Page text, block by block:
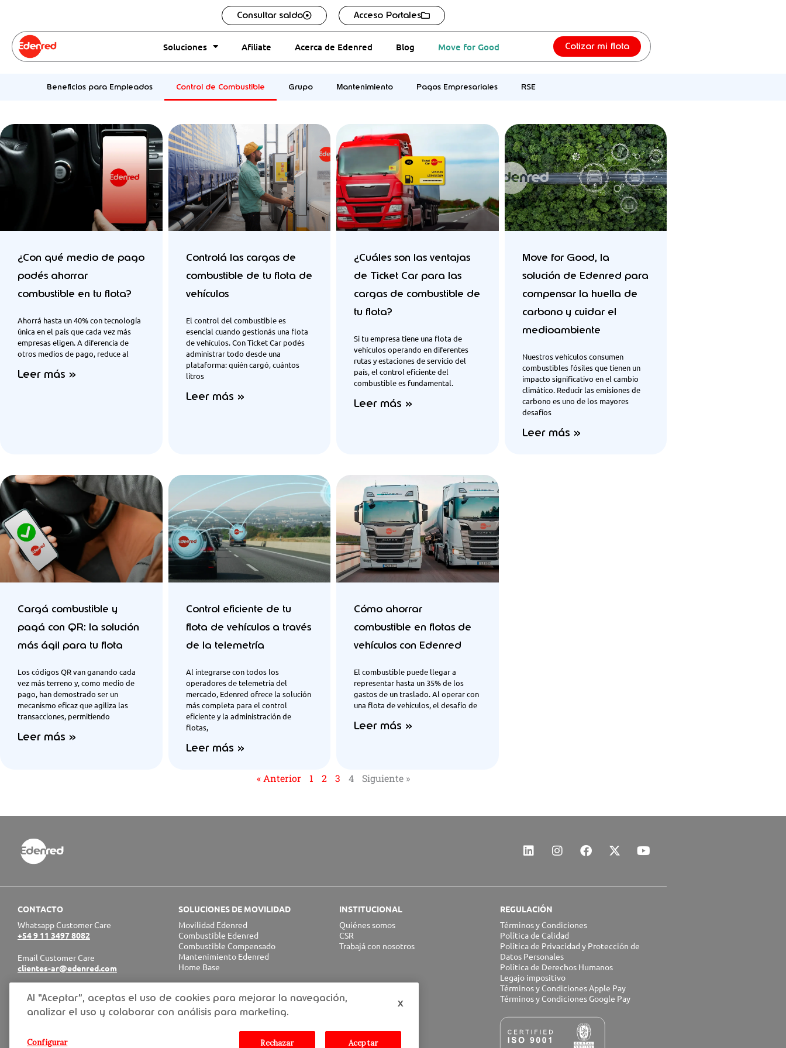
contenido
Consultar saldo Acceso Portales
Soluciones Afiliate Acerca de Edenred Blog Move for Good Cotizar mi flota
Beneficios para Empleados Control de Combustible Grupo Mantenimiento Pagos Empresariales RSE
¿Con qué medio de pago
podés ahorrar
combustible en tu flota?
Ahorrá hasta un 40% con tecnología
única en el país que cada vez más
empresas eligen. A diferencia de
otros medios de pago, reduce al
Leer más »
Controlá las cargas de
combustible de tu flota de
vehículos
El control del combustible es
esencial cuando gestionás una flota
de vehículos. Con Ticket Car podés
administrar todo desde una
plataforma: quién cargó, cuántos
litros
Leer más »
¿Cuáles son las ventajas
de Ticket Car para las
cargas de combustible de
tu flota?
Si tu empresa tiene una flota de
vehículos operando en diferentes
rutas y estaciones de servicio del
país, el control eficiente del
combustible es fundamental.
Leer más »
Move for Good, la
solución de Edenred para
compensar la huella de
carbono y cuidar el
medioambiente
Nuestros vehículos consumen
combustibles fósiles que tienen un
impacto significativo en el cambio
climático. Reducir las emisiones de
carbono es uno de los mayores
desafíos
Leer más »
Cargá combustible y
pagá con QR: la solución
más ágil para tu flota
Los códigos QR van ganando cada
vez más terreno y, como medio de
pago, han demostrado ser un
mecanismo eficaz que agiliza las
transacciones, permitiendo
Leer más »
Control eficiente de tu
flota de vehículos a través
de la telemetría
Al integrarse con todos los
operadores de telemetría del
mercado, Edenred ofrece la solución
más completa para el control
eficiente y la administración de
flotas,
Leer más »
Cómo ahorrar
combustible en flotas de
vehículos con Edenred
El combustible puede llegar a
representar hasta un 35% de los
gastos de un traslado. Al operar con
una flota de vehículos, el desafío de
Leer más »
« Anterior
Page
1
Page
2
Page
3
Page
4 Siguiente »
L
i
e
d
i
n
I
n
a
a
m
F
a
b
k
X
-
i
Y
o
u
CONTACTO
Whatsapp Customer Care
+54 9 11 3497 8082
Email Customer Care
clientes-ar@edenred.com
SOLUCIONES DE MOVILIDAD
Movilidad Edenred
Combustible Edenred
Combustible Compensado
Mantenimiento Edenred
Home Base
Empresarial
Premium
INSTITUCIONAL
Quiénes somos
CSR
Trabajá con nosotros
REGULACIÓN
Términos y Condiciones
Política de Calidad
Política de Privacidad y Protección de
Datos Personales
Política de Derechos Humanos
Legajo impositivo
Términos y Condiciones Apple Pay
Términos y Condiciones Google Pay
x
Al “Aceptar”, aceptas el uso de cookies para mejorar la navegación,
analizar el uso y colaborar con análisis para marketing.
Rechazar Aceptar
Configurar